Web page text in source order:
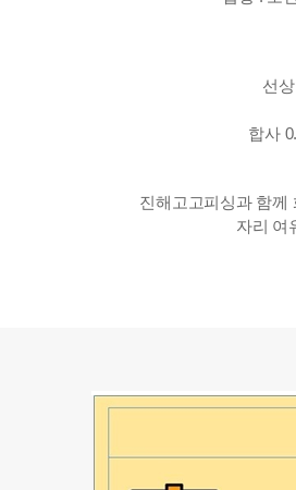
선
합사
진해고고피싱과 함께
자리 여